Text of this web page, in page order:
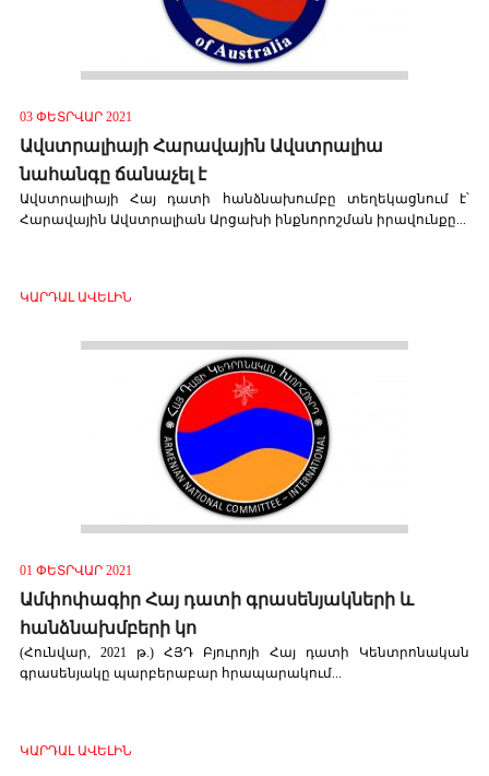
03 ՓԵՏՐՎԱՐ 2021
Ավստրալիայի Հարավային Ավստրալիա
նահանգը ճանաչել է
Ավստրալիայի Հայ դատի հանձնախումբը տեղեկացնում է՝
Հարավային Ավստրալիան Արցախի ինքնորոշման իրավունքը...
ԿԱՐԴԱԼ ԱՎԵԼԻՆ
01 ՓԵՏՐՎԱՐ 2021
Ամփոփագիր Հայ դատի գրասենյակների և
հանձնախմբերի կո
(Հունվար, 2021 թ.) ՀՅԴ Բյուրոյի Հայ դատի Կենտրոնական
գրասենյակը պարբերաբար հրապարակում...
ԿԱՐԴԱԼ ԱՎԵԼԻՆ